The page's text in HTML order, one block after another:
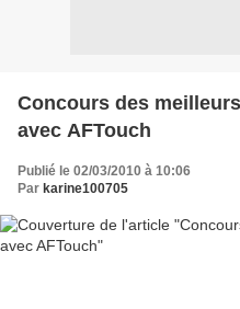
Concours des
avec AFTouch
Publié le 02/03/2010 à 10:06
Par karine100705